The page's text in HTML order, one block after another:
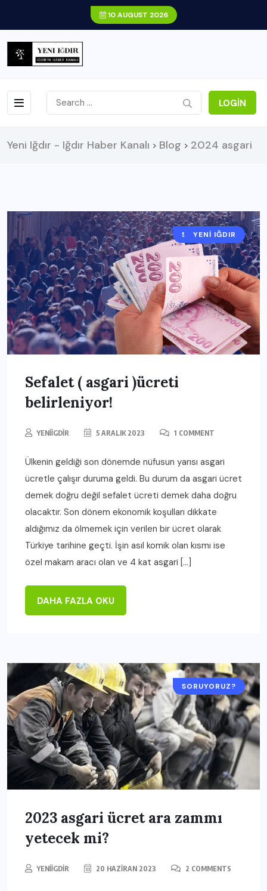
10 AUGUST 2026
LOGIN
Yeni Iğdır - Iğdır Haber Kanalı > Blog > 2024 asgari
SORUYORUZ?
YENI IĞDIR
Sefalet ( asgari )ücreti
belirleniyor!
YENIIGDIR 5 ARALIK 2023 1 COMMENT
Ülkenin geldiği son dönemde nüfusun yarısı asgari
ücretle çalışır duruma geldi. Bu durum da asgari ücret
demek doğru değil sefalet ücreti demek daha doğru
olacaktır. Son dönem ekonomik koşulları dikkate
aldığımız da ölmemek için verilen bir ücret olarak
Türkiye tarihine geçti. İşin asıl komik olan kısmı ise
özel makam aracı olan ve 4 kat asgari […]
DAHA FAZLA OKU
SORUYORUZ?
2023 asgari ücret ara zammı
yetecek mi?
YENIIGDIR 20 HAZIRAN 2023 2 COMMENTS